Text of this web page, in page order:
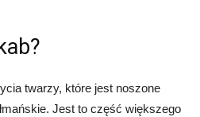
twarzy, które jest noszone
Jest to część większego